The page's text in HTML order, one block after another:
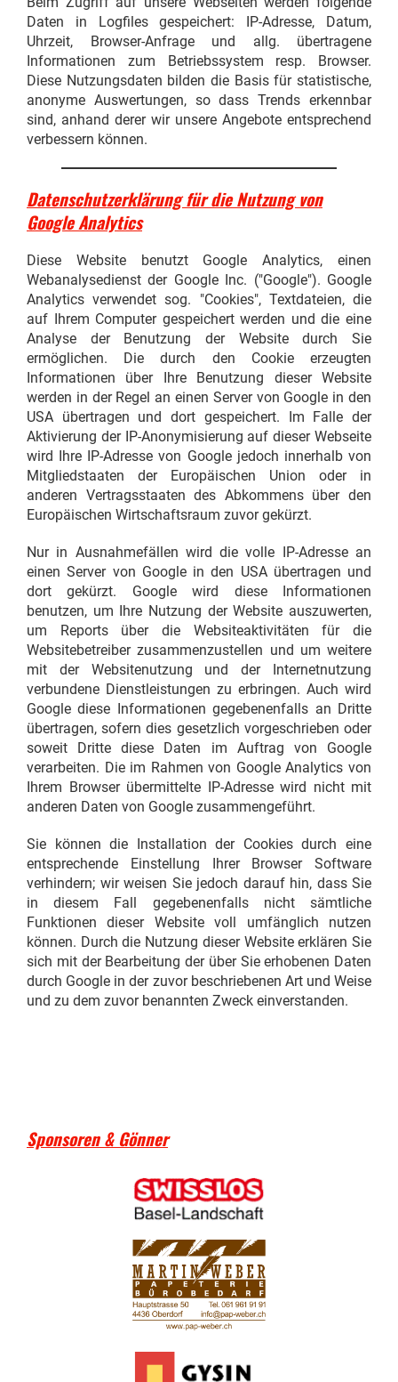
Daten in Logfiles gespeichert: IP-Adresse, Datum,
Uhrzeit, Browser-Anfrage und allg. übertragene
Informationen zum Betriebssystem resp. Browser.
Diese Nutzungsdaten bilden die Basis für statistische,
anonyme Auswertungen, so dass Trends erkennbar
sind, anhand derer wir unsere Angebote entsprechend
verbessern können.
Datenschutzerklärung für die Nutzung von
Google Analytics
Diese Website benutzt Google Analytics, einen
Webanalysedienst der Google Inc. ("Google"). Google
Analytics verwendet sog. "Cookies", Textdateien, die
auf Ihrem Computer gespeichert werden und die eine
Analyse der Benutzung der Website durch Sie
ermöglichen. Die durch den Cookie erzeugten
Informationen über Ihre Benutzung dieser Website
werden in der Regel an einen Server von Google in den
USA übertragen und dort gespeichert. Im Falle der
Aktivierung der IP-Anonymisierung auf dieser Webseite
wird Ihre IP-Adresse von Google jedoch innerhalb von
Mitgliedstaaten der Europäischen Union oder in
anderen Vertragsstaaten des Abkommens über den
Europäischen Wirtschaftsraum zuvor gekürzt.
Nur in Ausnahmefällen wird die volle IP-Adresse an
einen Server von Google in den USA übertragen und
dort gekürzt. Google wird diese Informationen
benutzen, um Ihre Nutzung der Website auszuwerten,
um Reports über die Websiteaktivitäten für die
Websitebetreiber zusammenzustellen und um weitere
mit der Websitenutzung und der Internetnutzung
verbundene Dienstleistungen zu erbringen. Auch wird
Google diese Informationen gegebenenfalls an Dritte
übertragen, sofern dies gesetzlich vorgeschrieben oder
soweit Dritte diese Daten im Auftrag von Google
verarbeiten. Die im Rahmen von Google Analytics von
Ihrem Browser übermittelte IP-Adresse wird nicht mit
anderen Daten von Google zusammengeführt.
Sie können die Installation der Cookies durch eine
entsprechende Einstellung Ihrer Browser Software
verhindern; wir weisen Sie jedoch darauf hin, dass Sie
in diesem Fall gegebenenfalls nicht sämtliche
Funktionen dieser Website voll umfänglich nutzen
können. Durch die Nutzung dieser Website erklären Sie
sich mit der Bearbeitung der über Sie erhobenen Daten
durch Google in der zuvor beschriebenen Art und Weise
und zu dem zuvor benannten Zweck einverstanden.
Sponsoren & Gönner
Hufschmied
Thomas Speiser